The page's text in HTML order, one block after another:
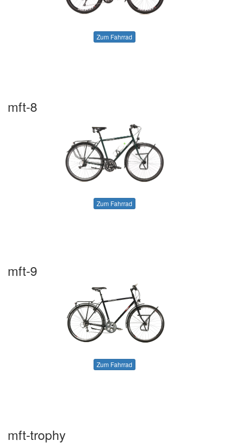
Zum Fahrrad
mft-8
Zum Fahrrad
mft-9
Zum Fahrrad
mft-trophy